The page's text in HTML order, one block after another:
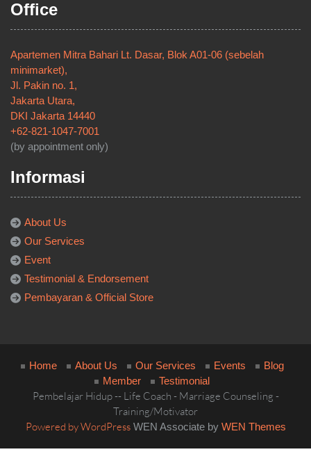
Office
Apartemen Mitra Bahari Lt. Dasar, Blok A01-06 (sebelah
minimarket),
Jl. Pakin no. 1,
Jakarta Utara,
+62-821-1047-7001
(by appointment only)
Informasi
About Us
Our Services
About Us Our Services
Member
Testimonial
Pembelajar Hidup -- Life Coach - Marriage Counseling -